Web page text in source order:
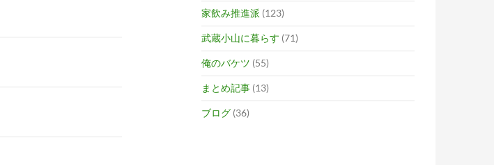
家飲み推進派 (123)
武蔵小山に暮らす (71)
俺のバケツ (55)
まとめ記事 (13)
ブログ (36)